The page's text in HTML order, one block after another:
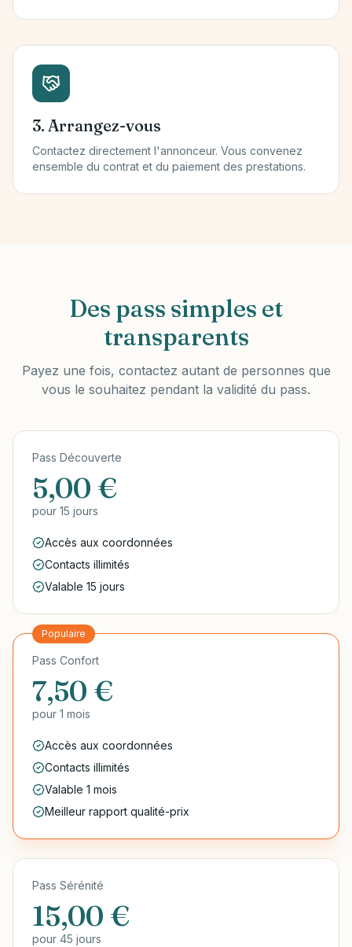
3. Arrangez-vous
Contactez directement l'annonceur. Vous convenez
ensemble du contrat et du paiement des prestations.
Des pass simples et
transparents
Payez une fois, contactez autant de personnes que
vous le souhaitez pendant la validité du pass.
Pass Découverte
5,00 €
pour 15 jours
Accès aux coordonnées
Contacts illimités
Valable 15 jours
Populaire
Pass Confort
7,50 €
pour 1 mois
Accès aux coordonnées
Contacts illimités
Valable 1 mois
Meilleur rapport qualité-prix
Pass Sérénité
15,00 €
pour 45 jours